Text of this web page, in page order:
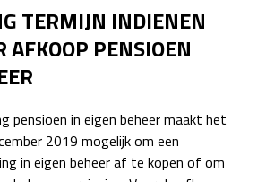
TERMIJN INDIENEN
AFKOOP PENSIOEN
pensioen in eigen beheer maakt het
2019 mogelijk om een
in eigen beheer af te kopen of om